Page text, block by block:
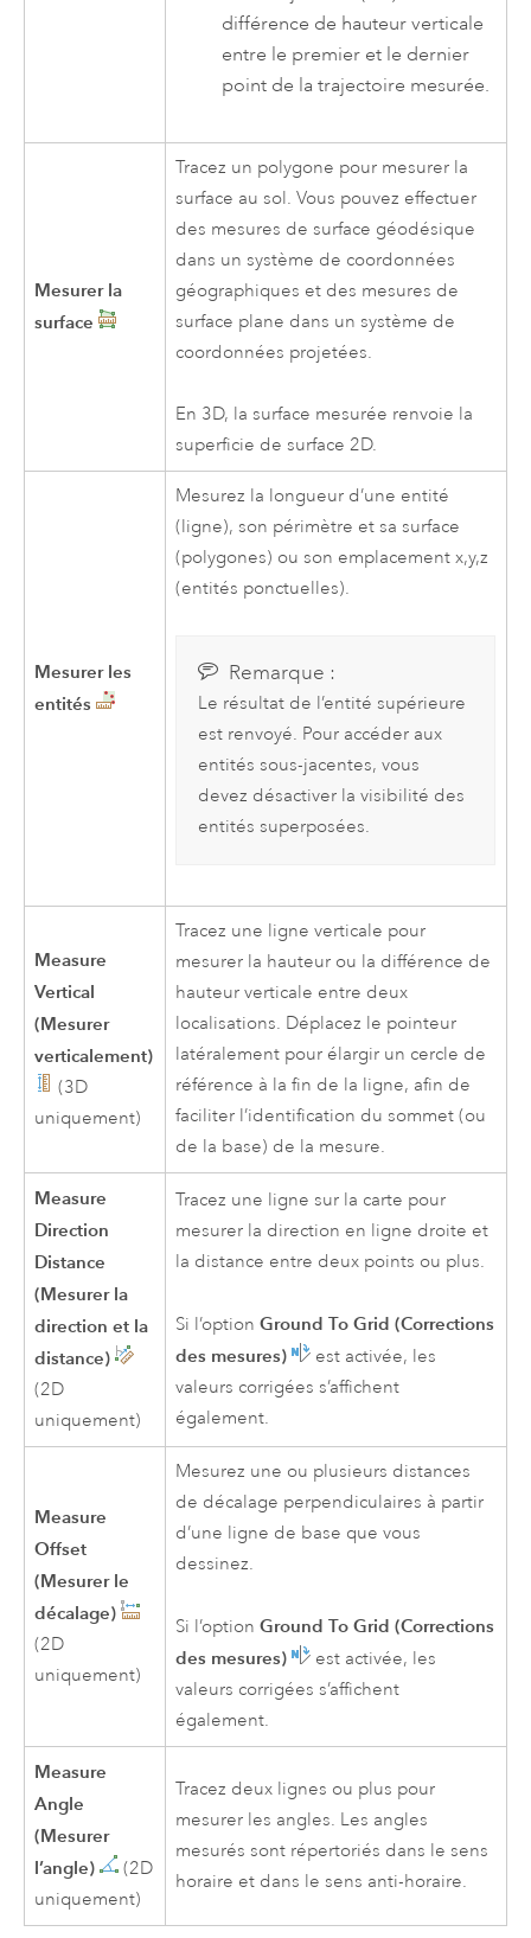
différence de hauteur verticale
entre le premier et le dernier
point de la trajectoire mesurée.
Mesurer la
surface
Tracez un polygone pour mesurer la
surface au sol. Vous pouvez effectuer
des mesures de surface géodésique
dans un système de coordonnées
géographiques et des mesures de
surface plane dans un système de
coordonnées projetées.
En 3D, la surface mesurée renvoie la
superficie de surface 2D.
Mesurer les
entités
Mesurez la longueur d’une entité
(ligne), son périmètre et sa surface
(polygones) ou son emplacement x,y,z
(entités ponctuelles).
Remarque :
Le résultat de l’entité supérieure
est renvoyé. Pour accéder aux
entités sous-jacentes, vous
devez désactiver la visibilité des
entités superposées.
Measure
Vertical
(Mesurer
verticalement)
(3D
uniquement)
Tracez une ligne verticale pour
mesurer la hauteur ou la différence de
hauteur verticale entre deux
localisations. Déplacez le pointeur
latéralement pour élargir un cercle de
référence à la fin de la ligne, afin de
faciliter l’identification du sommet (ou
de la base) de la mesure.
Measure
Direction
Distance
(Mesurer la
direction et la
distance)
(2D
uniquement)
Tracez une ligne sur la carte pour
mesurer la direction en ligne droite et
la distance entre deux points ou plus.
Si l’optionGround To Grid (Corrections
des mesures)
est activée, les
valeurs corrigées s’affichent
également.
Measure
Offset
(Mesurer le
décalage)
(2D
uniquement)
Mesurez une ou plusieurs distances
de décalage perpendiculaires à partir
d’une ligne de base que vous
dessinez.
Si l’optionGround To Grid (Corrections
des mesures)
est activée, les
valeurs corrigées s’affichent
également.
Measure
Angle
(Mesurer
l’angle)
(2D
uniquement)
Tracez deux lignes ou plus pour
mesurer les angles. Les angles
mesurés sont répertoriés dans le sens
horaire et dans le sens anti-horaire.